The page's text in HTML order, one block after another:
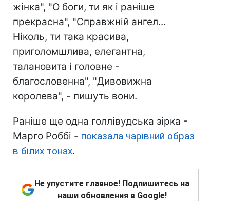
жінка", "О боги, ти як і раніше
прекрасна", "Справжній ангел...
Ніколь, ти така красива,
приголомшлива, елегантна,
талановита і головне -
благословенна", "Дивовижна
королева", - пишуть вони.
Раніше ще одна голлівудська зірка -
Марго Роббі - показала чарівний образ
в білих тонах.
Не упустите главное! Подпишитесь на
наши обновления в Google!